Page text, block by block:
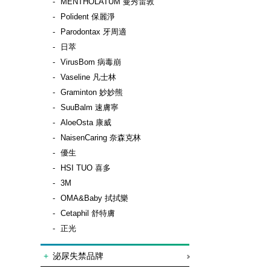
Polident 保麗淨
Parodontax 牙周適
日萃
VirusBom 病毒崩
Vaseline 凡士林
Graminton 妙妙熊
SuuBalm 速膚寧
AloeOsta 康威
NaisenCaring 奈森克林
優生
HSI TUO 喜多
3M
OMA&Baby 拭拭樂
Cetaphil 舒特膚
正光
泌尿失禁品牌